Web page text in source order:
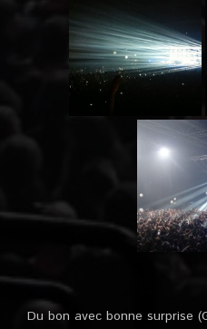
Du bon avec bonne surprise